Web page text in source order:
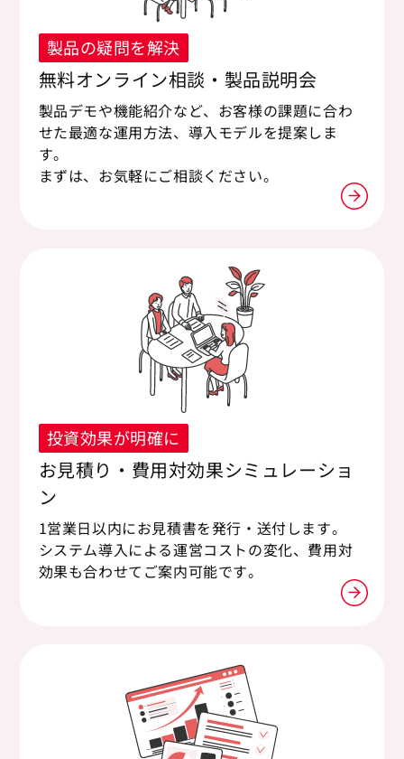
製品の疑問を解決
無料オンライン相談・製品説明会
製品デモや機能紹介など、お客様の課題に合わ
せた最適な運用方法、導入モデルを提案しま
す。
まずは、お気軽にご相談ください。
投資効果が明確に
お見積り・費用対効果シミュレーショ
ン
1営業日以内にお見積書を発行・送付します。
システム導入による運営コストの変化、費用対
効果も合わせてご案内可能です。